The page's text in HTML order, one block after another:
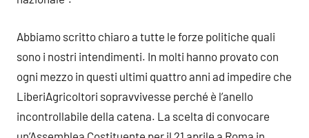
Abbiamo scritto chiaro a tutte le forze politiche quali
sono i nostri intendimenti. In molti hanno provato con
ogni mezzo in questi ultimi quattro anni ad impedire che
LiberiAgricoltori sopravvivesse perché è l’anello
incontrollabile della catena. La scelta di convocare